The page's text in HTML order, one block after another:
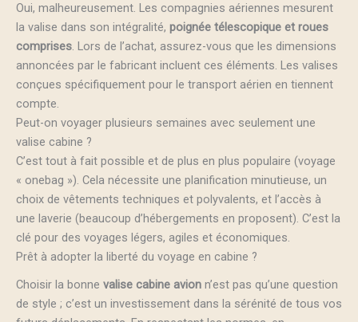
Oui, malheureusement. Les compagnies aériennes mesurent
la valise dans son intégralité, poignée télescopique et roues
comprises. Lors de l’achat, assurez-vous que les dimensions
annoncées par le fabricant incluent ces éléments. Les valises
conçues spécifiquement pour le transport aérien en tiennent
compte.
Peut-on voyager plusieurs semaines avec seulement une
valise cabine ?
C’est tout à fait possible et de plus en plus populaire (voyage
« onebag »). Cela nécessite une planification minutieuse, un
choix de vêtements techniques et polyvalents, et l’accès à
une laverie (beaucoup d’hébergements en proposent). C’est la
clé pour des voyages légers, agiles et économiques.
Prêt à adopter la liberté du voyage en cabine ?
Choisir la bonne valise cabine avion n’est pas qu’une question
de style ; c’est un investissement dans la sérénité de tous vos